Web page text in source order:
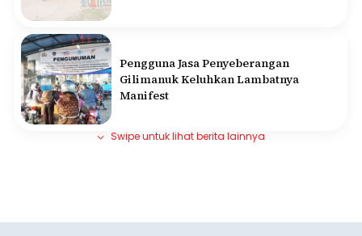
Pengguna Jasa Penyeberangan
Gilimanuk Keluhkan Lambatnya
Manifest
Swipe untuk lihat berita lainnya